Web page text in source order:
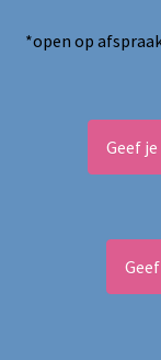
*open op
Geef